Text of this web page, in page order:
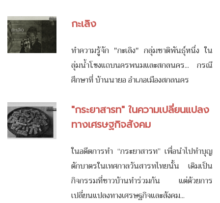
กะเลิง
ทำความรู้จัก "กะเลิง" กลุ่มชาติพันธุ์หนึ่ง ใน
ลุ่มน้ำโขงแถบนครพนมและสกลนคร... กรณี
ศึกษาที่ บ้านนายอ อำเภอเมืองสกลนคร
"กระยาสารท" ในความเปลี่ยนแปลง
ทางเศรษฐกิจสังคม
ในอดีตการทำ “กระยาสารท” เพื่อนำไปทำบุญ
ตักบาตรในเทศกาลวันสารทไทยนั้น เดิมเป็น
กิจกรรมที่ชาวบ้านทำร่วมกัน แต่ด้วยการ
เปลี่ยนแปลงทางเศรษฐกิจและสังคม...